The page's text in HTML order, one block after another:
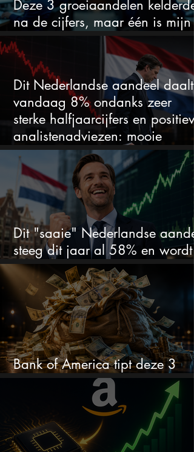
Deze 3 groeiaandelen
na de cijfers, maar één is mijn
duidelijke favoriet
Dit Nederlandse aandeel daalt
vandaag 8% ondanks zeer
sterke halfjaarcijfers en positieve
analistenadviezen: mooie
koopkans?
Dit "saaie" Nederlandse
steeg dit jaar al 58% en wordt
volgens analisten onderschat
Bank of America tipt deze 3
chipaandelen